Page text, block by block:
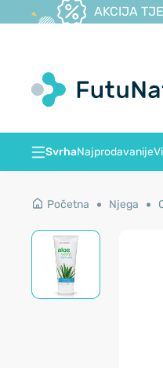
AKCIJA
SvrhaNajprodavanije
Početna Njega